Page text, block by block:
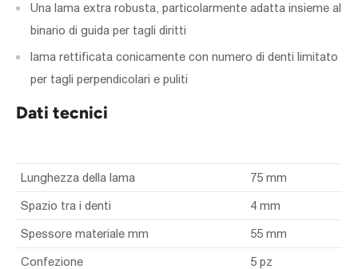
Una lama extra robusta, particolarmente adatta insieme al
binario di guida per tagli diritti
lama rettificata conicamente con numero di denti limitato
per tagli perpendicolari e puliti
Dati tecnici
Lunghezza della lama 75 mm
Spazio tra i denti 4 mm
Spessore materiale mm 55 mm
Confezione 5 pz